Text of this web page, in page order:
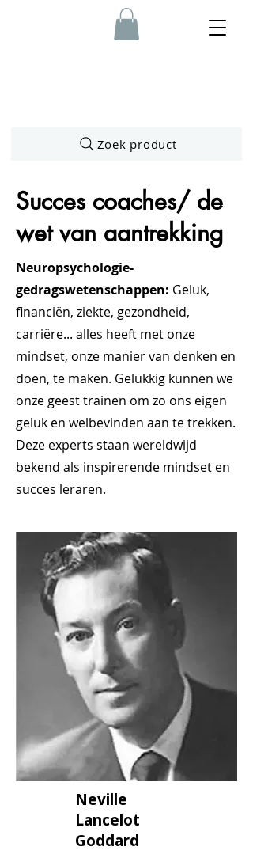
Zoek product
Succes coaches/ de
wet van aantrekking
Neuropsychologie-
gedragswetenschappen: Geluk,
financiën, ziekte, gezondheid,
carriëre... alles heeft met onze
mindset, onze manier van denken en
doen, te maken. Gelukkig kunnen we
onze geest trainen om zo ons eigen
geluk en welbevinden aan te trekken.
Deze experts staan wereldwijd
bekend als inspirerende mindset en
succes leraren.
Neville
Lancelot
Goddard